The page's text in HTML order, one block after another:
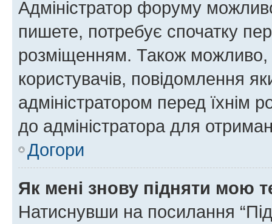
Адміністратор форуму
пишете, потребує спочатку
розміщенням. Також можливо,
користувачів, повідомлення
адміністратором перед їхнім
до адміністратора для
Догори
Як мені знову підняти мою
Натиснувши на посилання